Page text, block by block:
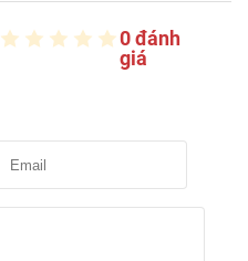
0 đánh
giá